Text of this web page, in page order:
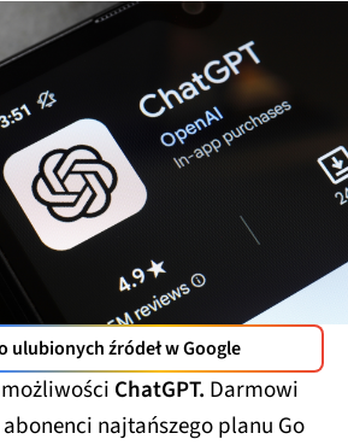
ulubionych źródeł w Google
ChatGPT. Darmowi
najtańszego planu Go